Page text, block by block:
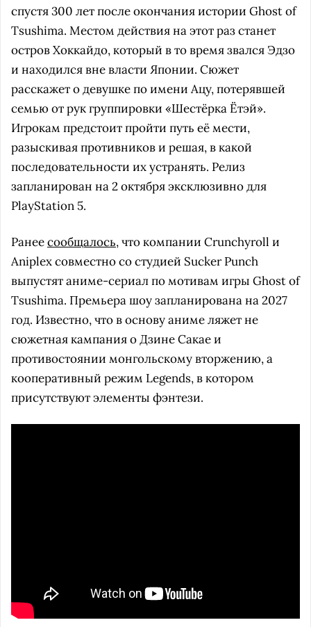
спустя 300 лет после окончания истории Ghost of
Tsushima. Местом действия на этот раз станет
остров Хоккайдо, который в то время звался Эдзо
и находился вне власти Японии. Сюжет
расскажет о девушке по имени Ацу, потерявшей
семью от рук группировки «Шестёрка Ётэй».
Игрокам предстоит пройти путь её мести,
разыскивая противников и решая, в какой
последовательности их устранять. Релиз
запланирован на 2 октября эксклюзивно для
PlayStation 5.
Ранеесообщалось, что компании Crunchyroll и
Aniplex совместно со студией Sucker Punch
выпустят аниме-сериал по мотивам игры Ghost of
Tsushima. Премьера шоу запланирована на 2027
год. Известно, что в основу аниме ляжет не
сюжетная кампания о Дзине Сакае и
противостоянии монгольскому вторжению, а
кооперативный режим Legends, в котором
присутствуют элементы фэнтези.